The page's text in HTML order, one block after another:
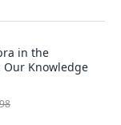
in the
Our Knowledge